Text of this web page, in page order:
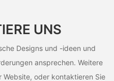
UNS
Designs und -ideen und
ansprechen. Weitere
oder kontaktieren Sie